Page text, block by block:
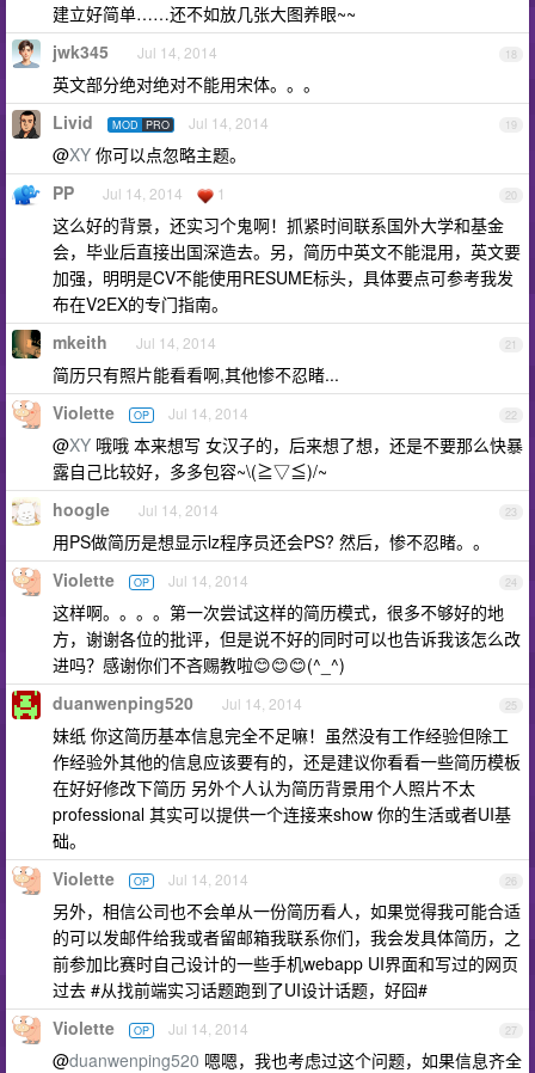
建立好简单……还不如放几张大图养眼~~
18
jwk345 Jul 14, 2014
英文部分绝对绝对不能用宋体。。。
19
Livid MOD PRO Jul 14, 2014
@XY 你可以点忽略主题。
20
PP Jul 14, 2014 1
这么好的背景，还实习个鬼啊！抓紧时间联系国外大学和基金
会，毕业后直接出国深造去。另，简历中英文不能混用，英文要
加强，明明是CV不能使用RESUME标头，具体要点可参考我发
布在V2EX的专门指南。
21
mkeith Jul 14, 2014
简历只有照片能看看啊,其他惨不忍睹...
22
Violette OP Jul 14, 2014
@XY 哦哦 本来想写 女汉子的，后来想了想，还是不要那么快暴
露自己比较好，多多包容~\(≧▽≦)/~
23
hoogle Jul 14, 2014
用PS做简历是想显示lz程序员还会PS? 然后，惨不忍睹。。
24
Violette OP Jul 14, 2014
这样啊。。。。第一次尝试这样的简历模式，很多不够好的地
方，谢谢各位的批评，但是说不好的同时可以也告诉我该怎么改
进吗？感谢你们不吝赐教啦😊😊😊(^_^)
25
duanwenping520 Jul 14, 2014
妹纸 你这简历基本信息完全不足嘛！虽然没有工作经验但除工
作经验外其他的信息应该要有的，还是建议你看看一些简历模板
在好好修改下简历 另外个人认为简历背景用个人照片不太
professional 其实可以提供一个连接来show 你的生活或者UI基
础。
26
Violette OP Jul 14, 2014
另外，相信公司也不会单从一份简历看人，如果觉得我可能合适
的可以发邮件给我或者留邮箱我联系你们，我会发具体简历，之
前参加比赛时自己设计的一些手机webapp UI界面和写过的网页
过去 #从找前端实习话题跑到了UI设计话题，好囧#
27
Violette OP Jul 14, 2014
@duanwenping520 嗯嗯，我也考虑过这个问题，如果信息齐全